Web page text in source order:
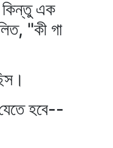
কিন্তু এক
"কী গা
হবে--